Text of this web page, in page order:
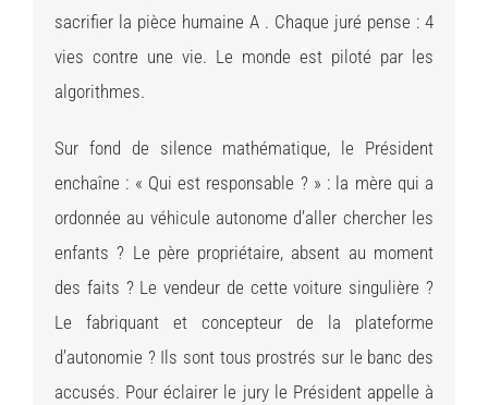
sacrifier la pièce humaine A . Chaque juré pense : 4
vies contre une vie. Le monde est piloté par les
algorithmes.
Sur fond de silence mathématique, le Président
enchaîne : « Qui est responsable ? » : la mère qui a
ordonnée au véhicule autonome d’aller chercher les
enfants ? Le père propriétaire, absent au moment
des faits ? Le vendeur de cette voiture singulière ?
Le fabriquant et concepteur de la plateforme
d’autonomie ? Ils sont tous prostrés sur le banc des
accusés. Pour éclairer le jury le Président appelle à